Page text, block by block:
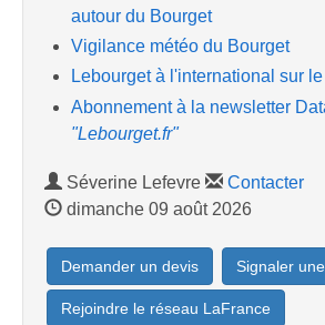
autour du Bourget
Vigilance météo du Bourget
Lebourget à l'international sur
Abonnement à la newsletter
"Lebourget.fr"
Séverine Lefevre
Contacter
dimanche 09 août 2026
Demander un devis Signaler
Rejoindre le réseau LaFrance